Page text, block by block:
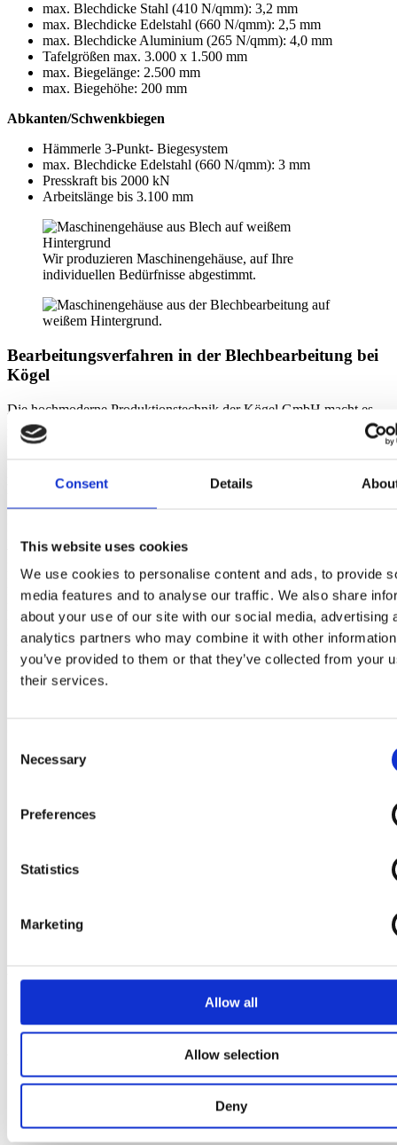
Consent Details
This website uses cookies
We use cookies to personalise content and ads, to provide
media features and to analyse our traffic. We also share
about your use of our site with our social media, advertising
analytics partners who may combine it with other
you’ve provided to them or that they’ve collected from your
their services.
Selection
Necessary
Preferences
Statistics
Marketing
Allow all
Allow selection
Deny
max. Blechdicke Stahl (410 N/qmm): 3,2 mm
max. Blechdicke Edelstahl (660 N/qmm): 2,5 mm
max. Blechdicke Aluminium (265 N/qmm): 4,0 mm
Tafelgrößen max. 3.000 x 1.500 mm
max. Biegelänge: 2.500 mm
max. Biegehöhe: 200 mm
Abkanten/Schwenkbiegen
Hämmerle 3-Punkt- Biegesystem
max. Blechdicke Edelstahl (660 N/qmm): 3 mm
Presskraft bis 2000 kN
Arbeitslänge bis 3.100 mm
Wir produzieren Maschinengehäuse, auf Ihre
individuellen Bedürfnisse abgestimmt.
Bearbeitungsverfahren in der Blechbearbeitung bei
Kögel
Die hochmoderne Produktionstechnik der Kögel GmbH macht es
möglich, auf jede Herausforderung eine Lösung zu präsentieren.
Der besonders hohe Automatisierungsgrad, zum Beispiel in der
hervorragende Qualität und Kosteneffizienz.
vollkommen mannlos, ohne jegliches Zwischenhandling der
Halbfabrikate. Automatisches hauptzeitparalleles Rüsten und die
Kontrolle der Biegewinkel in Echtzeit garantieren hohe
Produktivität und lassen Losgröße 1 Wirklichkeit werden. Der
Mehrfachpressenkopf, die integrierte Schere sowie das universelle,
flexible Biegewerkzeug ermöglichen eine Kit-Produktion und
mannlose Fertigungen.
Dazu kommen weitere hochpräzise Fertigungsschritte, die wir
Schweißmontage mit Demmeler Aufspanntischen
Widerstandsschweißen 800 KVA
Gleitschleifen
Pulverbeschichtung
vertrauen auf unsere Qualität:
Anlagen- und Apparatebau